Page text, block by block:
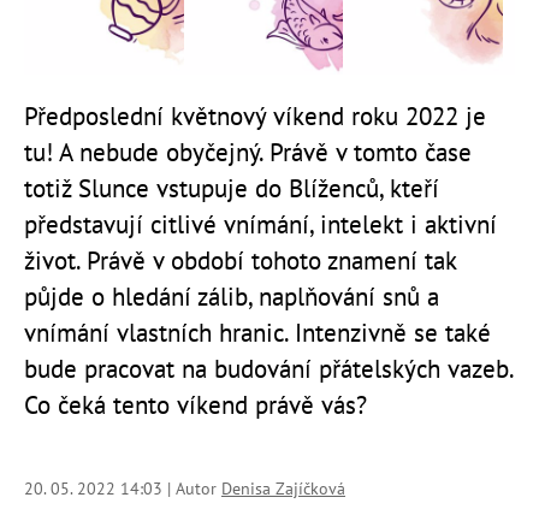
Předposlední květnový víkend roku 2022 je
tu! A nebude obyčejný. Právě v tomto čase
totiž Slunce vstupuje do Blíženců, kteří
představují citlivé vnímání, intelekt i aktivní
život. Právě v období tohoto znamení tak
půjde o hledání zálib, naplňování snů a
vnímání vlastních hranic. Intenzivně se také
bude pracovat na budování přátelských vazeb.
Co čeká tento víkend právě vás?
20. 05. 2022 14:03 | Autor Denisa Zajíčková